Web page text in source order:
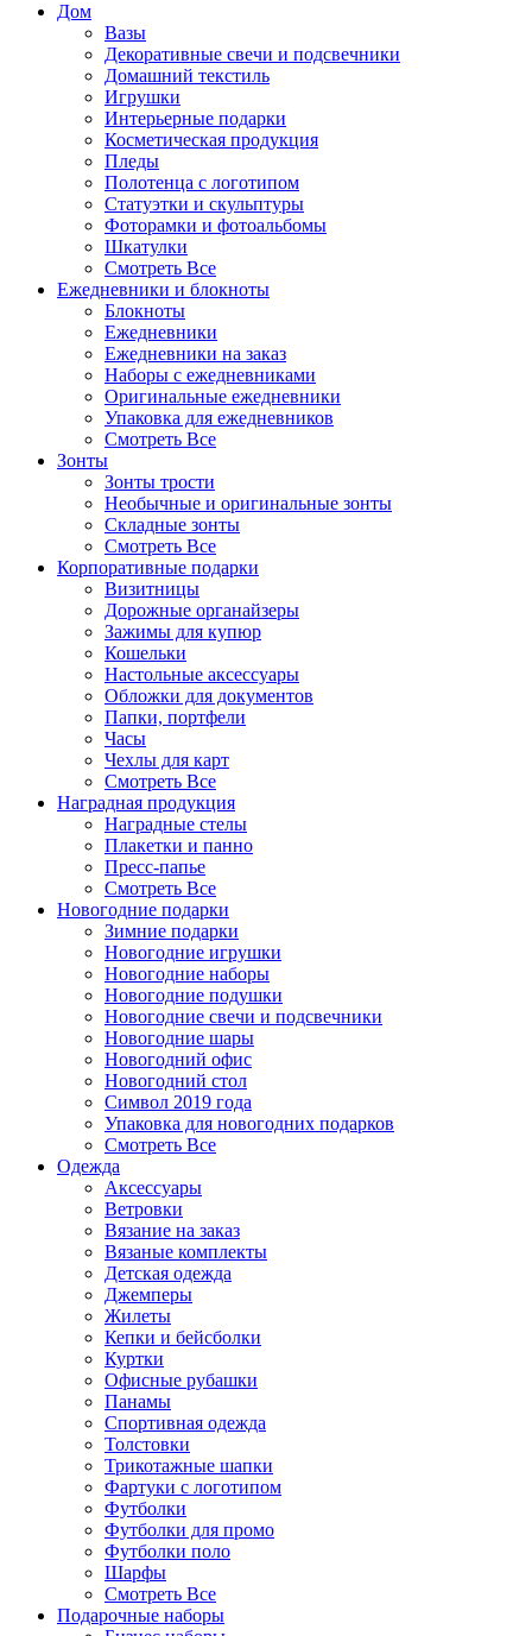
Дом
Вазы
Декоративные свечи и подсвечники
Домашний текстиль
Игрушки
Интерьерные подарки
Косметическая продукция
Пледы
Полотенца с логотипом
Статуэтки и скульптуры
Фоторамки и фотоальбомы
Шкатулки
Смотреть Все
Ежедневники и блокноты
Блокноты
Ежедневники
Ежедневники на заказ
Наборы с ежедневниками
Оригинальные ежедневники
Упаковка для ежедневников
Смотреть Все
Зонты
Зонты трости
Необычные и оригинальные зонты
Складные зонты
Смотреть Все
Корпоративные подарки
Визитницы
Дорожные органайзеры
Зажимы для купюр
Кошельки
Настольные аксессуары
Обложки для документов
Папки, портфели
Часы
Чехлы для карт
Смотреть Все
Наградная продукция
Наградные стелы
Плакетки и панно
Пресс-папье
Смотреть Все
Новогодние подарки
Зимние подарки
Новогодние игрушки
Новогодние наборы
Новогодние подушки
Новогодние свечи и подсвечники
Новогодние шары
Новогодний офис
Новогодний стол
Символ 2019 года
Упаковка для новогодних подарков
Смотреть Все
Одежда
Аксессуары
Ветровки
Вязание на заказ
Вязаные комплекты
Детская одежда
Джемперы
Жилеты
Кепки и бейсболки
Куртки
Офисные рубашки
Панамы
Спортивная одежда
Толстовки
Трикотажные шапки
Фартуки с логотипом
Футболки
Футболки для промо
Футболки поло
Шарфы
Смотреть Все
Подарочные наборы